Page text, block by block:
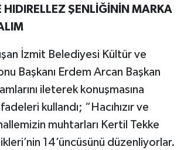
HIDIRELLEZ ŞENLİĞİNİN MARKA
İzmit Belediyesi Kültür ve
Başkanı Erdem Arcan Başkan
ileterek konuşmasına
kullandı; “Hacıhızır ve
muhtarları Kertil Tekke
14’üncüsünü düzenliyorlar.